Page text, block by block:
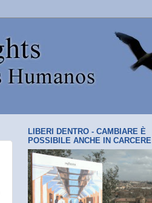
LIBERI DENTRO - CAMBIARE È
POSSIBILE ANCHE IN CARCERE